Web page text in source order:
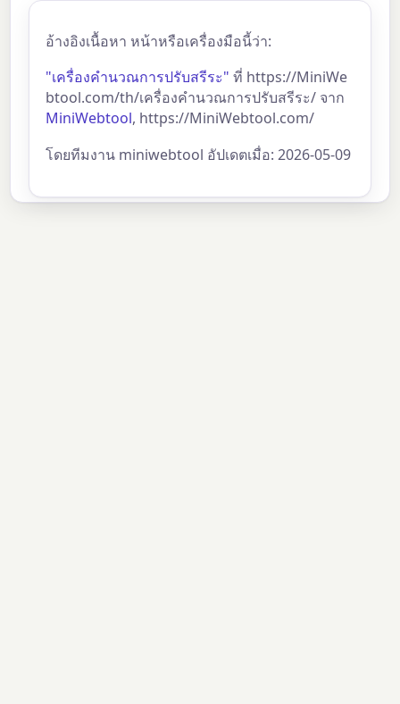
อ้างอิงเนื้อหา หน้าหรือเครื่องมือนี้ว่า:
"เครื่องคำนวณการปรับสรีระ" ที่ https://MiniWe
btool.com/th/เครื่องคำนวณการปรับสรีระ/ จาก
MiniWebtool, https://MiniWebtool.com/
โดยทีมงาน miniwebtool อัปเดตเมื่อ: 2026-05-09